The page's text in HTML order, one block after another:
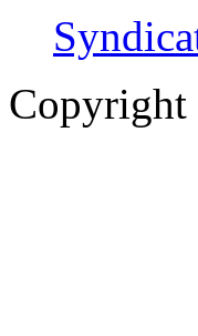
Copyright